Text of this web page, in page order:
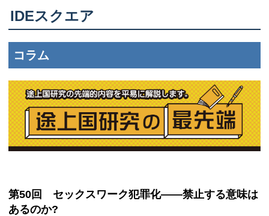
IDEスクエア
コラム
第50回 セックスワーク犯罪化――禁止する意味は
あるのか?